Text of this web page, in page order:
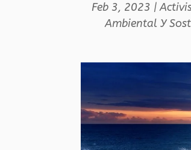
Feb 3, 2023 |
Ambiental Y